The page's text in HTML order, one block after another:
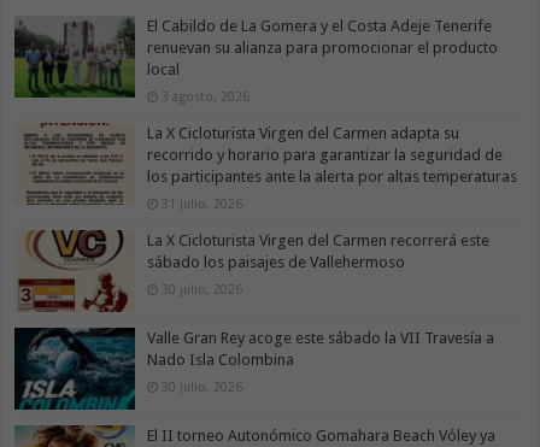
El Cabildo de La Gomera y el Costa Adeje Tenerife
renuevan su alianza para promocionar el producto
local
3 agosto, 2026
La X Cicloturista Virgen del Carmen adapta su
recorrido y horario para garantizar la seguridad de
los participantes ante la alerta por altas temperaturas
31 julio, 2026
La X Cicloturista Virgen del Carmen recorrerá este
sábado los paisajes de Vallehermoso
30 julio, 2026
Valle Gran Rey acoge este sábado la VII Travesía a
Nado Isla Colombina
30 julio, 2026
El II torneo Autonómico Gomahara Beach Vóley ya